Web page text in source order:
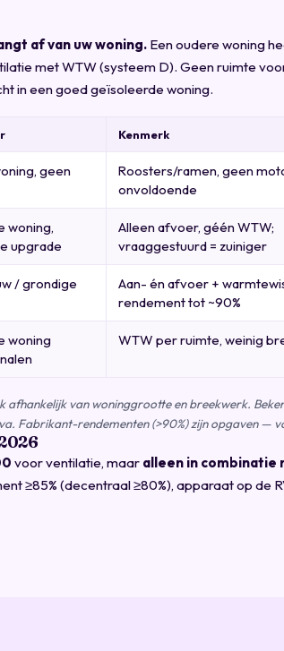
af van uw woning. Een oudere woning
met WTW (systeem D). Geen ruimte
in een goed geïsoleerde woning.
Kenmerk
geen
Roosters/ramen, geen
onvoldoende
woning,
upgrade
Alleen afvoer, géén WTW;
vraaggestuurd = zuiniger
/ grondige
Aan- én afvoer +
rendement tot ~90%
woning
WTW per ruimte, weinig
afhankelijk van woninggrootte en breekwerk.
Fabrikant-rendementen (>90%) zijn opgaven —
voor ventilatie, maar alleen in
≥85% (decentraal ≥80%), apparaat op de